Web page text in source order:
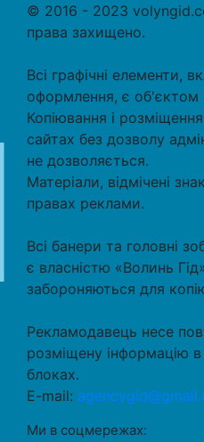
© 2016 - 2023
права захищено.
Всі графічні елементи,
оформлення, є об'єктом
Копіювання і
сайтах без дозволу
не дозволяється.
Матеріали, відмічені
правах реклами.
Всі банери та головні
є власністю «Волинь
забороняються для
Рекламодавець несе
розміщену інформацію
блоках.
E-mail:
Ми в соцмережах: